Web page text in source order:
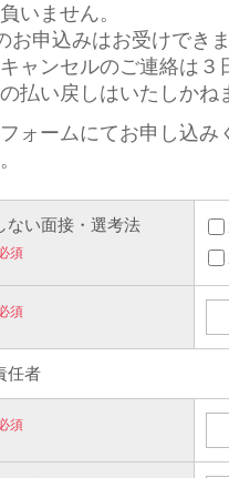
いません。
お申込みはお受けできま
ャンセルのご連絡は
払い戻しはいたしか
ォームにてお申し込